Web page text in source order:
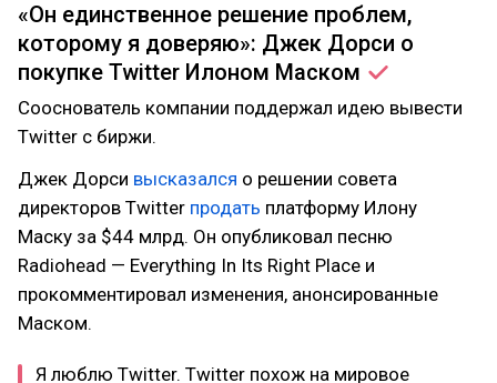
«Он единственное решение проблем,
которому я доверяю»: Джек Дорси о
покупке Twitter Илоном Маском
Сооснователь компании поддержал идею вывести
Twitter с биржи.
Джек Дорси высказался о решении совета
директоров Twitter продать платформу Илону
Маску за $44 млрд. Он опубликовал песню
Radiohead — Everything In Its Right Place и
прокомментировал изменения, анонсированные
Маском.
Я люблю Twitter. Twitter похож на мировое